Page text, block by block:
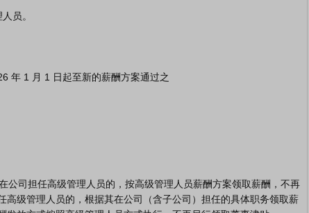
高级管理人员的，根据其在公司（含子公司）担任的具体职务领取薪